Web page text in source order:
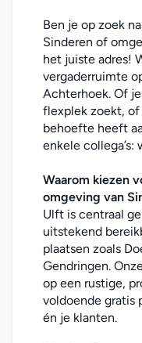
Ben je op zoek
Sinderen of
het juiste adres!
vergaderruimte
Achterhoek. Of
flexplek zoekt,
behoefte heeft
enkele
Waarom kiezen
omgeving van
Ulft is centraal
uitstekend
plaatsen zoals
Gendringen.
op een rustige,
voldoende gratis
én je klanten.